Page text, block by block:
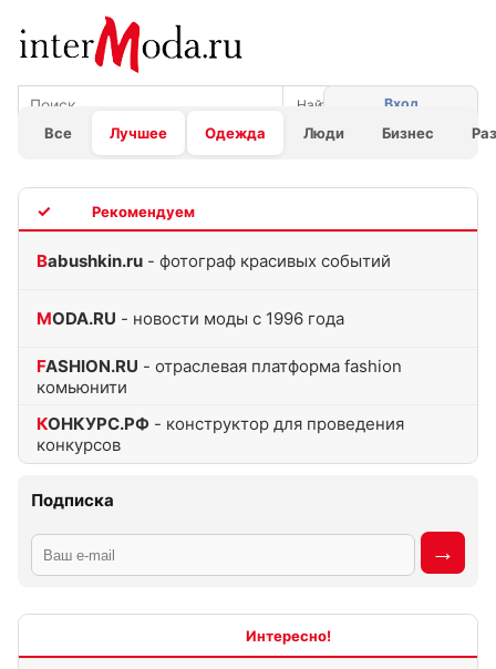
Все Лучшее Одежда Люди Бизнес
Вход
Babushkin.ru - фотограф красивых событий
MODA.RU - новости моды с 1996 года
FASHION.RU - отраслевая платформа fashion
комьюнити
КОНКУРС.РФ - конструктор для проведения
конкурсов
Подписка